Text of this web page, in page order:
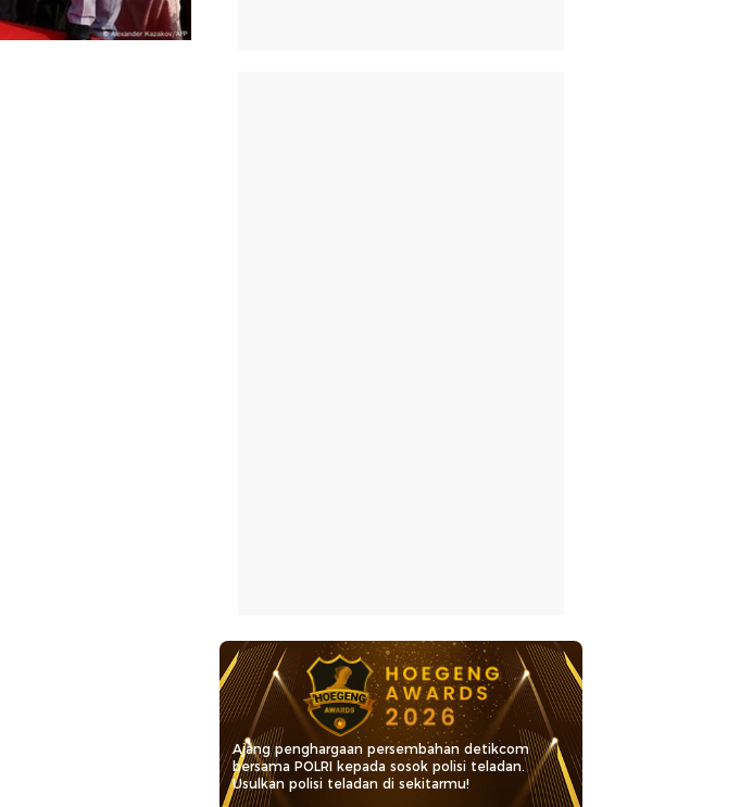
Ajang penghargaan persembahan detikcom
bersama POLRI kepada sosok polisi teladan.
Usulkan polisi teladan di sekitarmu!